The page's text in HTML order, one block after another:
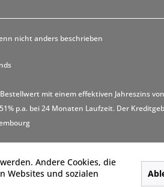
nicht anders beschrieben
mit einem effektiven Jahreszins
p.a. bei 24 Monaten Laufzeit. Der
Andere Cookies, die
Websites und sozialen